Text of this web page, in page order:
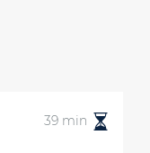
39 min